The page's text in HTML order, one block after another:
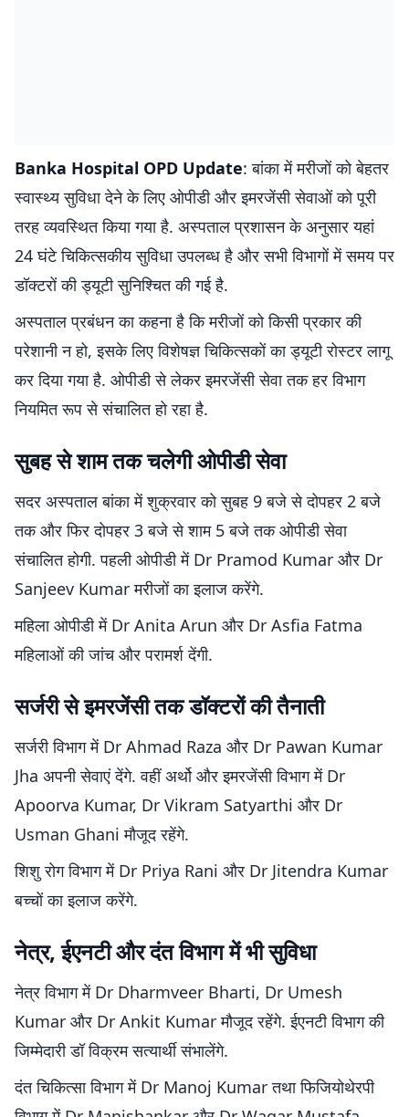
Banka Hospital OPD Update: बांका में मरीजों को बेहतर
स्वास्थ्य सुविधा देने के लिए ओपीडी और इमरजेंसी सेवाओं को पूरी
तरह व्यवस्थित किया गया है. अस्पताल प्रशासन के अनुसार यहां
24 घंटे चिकित्सकीय सुविधा उपलब्ध है और सभी विभागों में समय पर
डॉक्टरों की ड्यूटी सुनिश्चित की गई है.
अस्पताल प्रबंधन का कहना है कि मरीजों को किसी प्रकार की
परेशानी न हो, इसके लिए विशेषज्ञ चिकित्सकों का ड्यूटी रोस्टर लागू
कर दिया गया है. ओपीडी से लेकर इमरजेंसी सेवा तक हर विभाग
नियमित रूप से संचालित हो रहा है.
सुबह से शाम तक चलेगी ओपीडी सेवा
सदर अस्पताल बांका में शुक्रवार को सुबह 9 बजे से दोपहर 2 बजे
तक और फिर दोपहर 3 बजे से शाम 5 बजे तक ओपीडी सेवा
संचालित होगी. पहली ओपीडी में Dr Pramod Kumar और Dr
Sanjeev Kumar मरीजों का इलाज करेंगे.
महिला ओपीडी में Dr Anita Arun और Dr Asfia Fatma
महिलाओं की जांच और परामर्श देंगी.
सर्जरी से इमरजेंसी तक डॉक्टरों की तैनाती
सर्जरी विभाग में Dr Ahmad Raza और Dr Pawan Kumar
Jha अपनी सेवाएं देंगे. वहीं अर्थो और इमरजेंसी विभाग में Dr
Apoorva Kumar, Dr Vikram Satyarthi और Dr
Usman Ghani मौजूद रहेंगे.
शिशु रोग विभाग में Dr Priya Rani और Dr Jitendra Kumar
बच्चों का इलाज करेंगे.
नेत्र, ईएनटी और दंत विभाग में भी सुविधा
नेत्र विभाग में Dr Dharmveer Bharti, Dr Umesh
Kumar और Dr Ankit Kumar मौजूद रहेंगे. ईएनटी विभाग की
जिम्मेदारी डॉ विक्रम सत्यार्थी संभालेंगे.
दंत चिकित्सा विभाग में Dr Manoj Kumar तथा फिजियोथेरपी